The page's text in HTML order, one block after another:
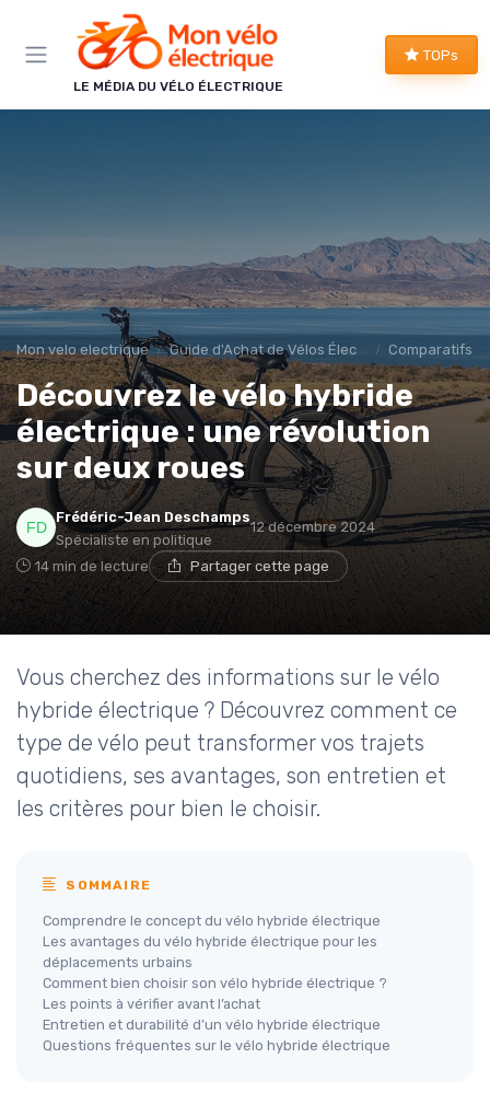
LE MÉDIA DU VÉLO ÉLECTRIQUE
TOPs
Mon velo electrique Guide d'Achat de Vélos Électriques Comparatifs
Découvrez le vélo hybride
électrique : une révolution
sur deux roues
Frédéric-Jean Deschamps
Spécialiste en politique
12 décembre 2024
14 min de lecture Partager cette page
Vous cherchez des informations sur le vélo
hybride électrique ? Découvrez comment ce
type de vélo peut transformer vos trajets
quotidiens, ses avantages, son entretien et
les critères pour bien le choisir.
SOMMAIRE
Comprendre le concept du vélo hybride électrique
Les avantages du vélo hybride électrique pour les
déplacements urbains
Comment bien choisir son vélo hybride électrique ?
Les points à vérifier avant l’achat
Entretien et durabilité d’un vélo hybride électrique
Questions fréquentes sur le vélo hybride électrique
Panneau de gestion des cookies